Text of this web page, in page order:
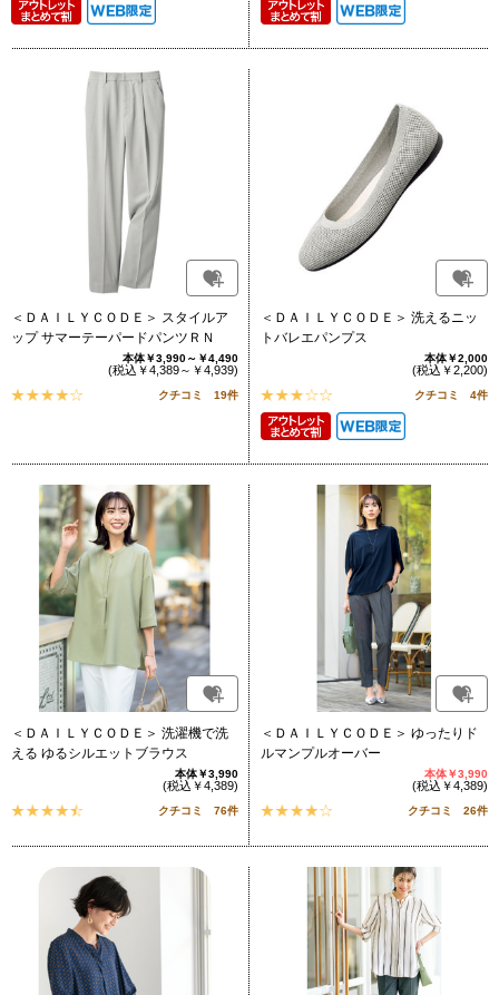
＜ＤＡＩＬＹＣＯＤＥ＞ スタイルア
ップ サマーテーパードパンツＲＮ
本体￥3,990～￥4,490
(税込￥4,389～￥4,939)
クチコミ 19件
＜ＤＡＩＬＹＣＯＤＥ＞ 洗えるニッ
トバレエパンプス
本体￥2,000
(税込￥2,200)
クチコミ 4件
＜ＤＡＩＬＹＣＯＤＥ＞ 洗濯機で洗
える ゆるシルエットブラウス
本体￥3,990
(税込￥4,389)
クチコミ 76件
＜ＤＡＩＬＹＣＯＤＥ＞ ゆったりド
ルマンプルオーバー
本体￥3,990
(税込￥4,389)
クチコミ 26件